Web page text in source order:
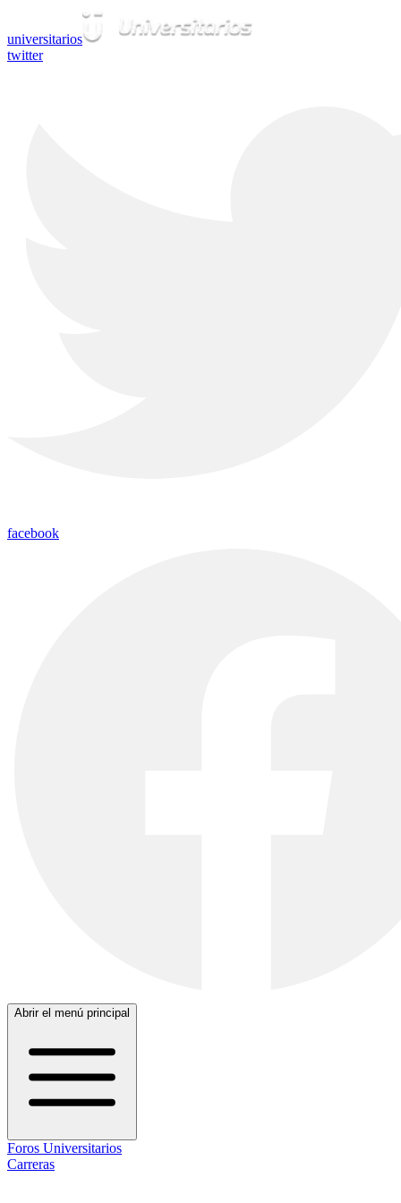
universitarios
twitter
facebook
Abrir el menú principal
Foros Universitarios
Carreras